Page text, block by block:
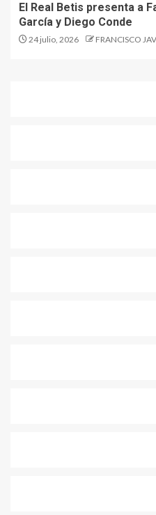
El Real Betis presenta a
García y Diego Conde
24 julio, 2026 FRANCISCO